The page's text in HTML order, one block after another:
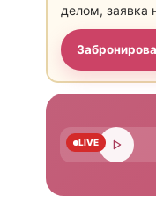
делом, заявка
LIVE